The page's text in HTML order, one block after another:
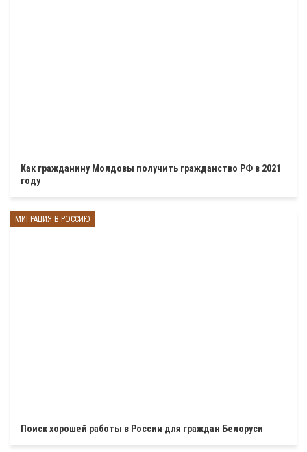
Как гражданину Молдовы получить гражданство РФ в 2021
году
МИГРАЦИЯ В РОССИЮ
Поиск хорошей работы в России для граждан Белоруси